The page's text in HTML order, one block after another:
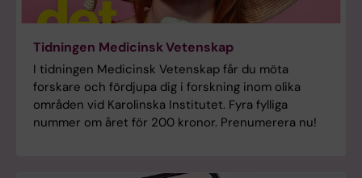
Tidningen Medicinsk Vetenskap
I tidningen Medicinsk Vetenskap får du möta
forskare och fördjupa dig i forskning inom olika
områden vid Karolinska Institutet. Fyra fylliga
nummer om året för 200 kronor. Prenumerera nu!